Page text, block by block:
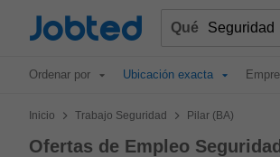
Jobted Qué
Ordenar por Ubicación exacta
Inicio > Trabajo Seguridad > Pilar (BA)
Ofertas de Empleo